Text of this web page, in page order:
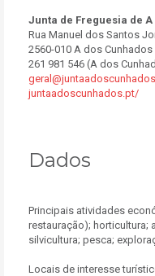
Junta de Freguesia de
Rua Manuel dos Santos
2560-010 A dos Cunhados
261 981 546 (A dos
juntaadoscunhados.pt/
Dados
Principais atividades
restauração); horticultura;
silvicultura; pesca;
Locais de interesse